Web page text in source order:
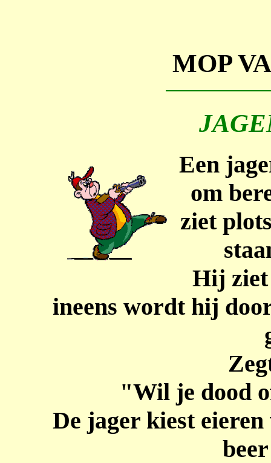
MOP
Een
om
ziet
Hij ziet
ineens wordt hij
"Wil je dood
De jager kiest